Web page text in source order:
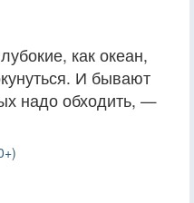
как океан,
И бывают
надо обходить, —